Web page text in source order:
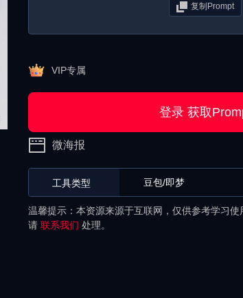
复制Prompt
VIP专属
登录 获取
微海报
工具类型 豆包/即梦
温馨提示：本资源来源于互联网，仅供参考学习使
请 联系我们 处理。